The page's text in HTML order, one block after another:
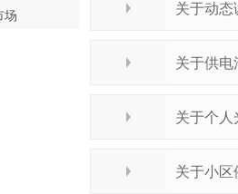
场 关于动态
关于供电
关于个人
关于小区